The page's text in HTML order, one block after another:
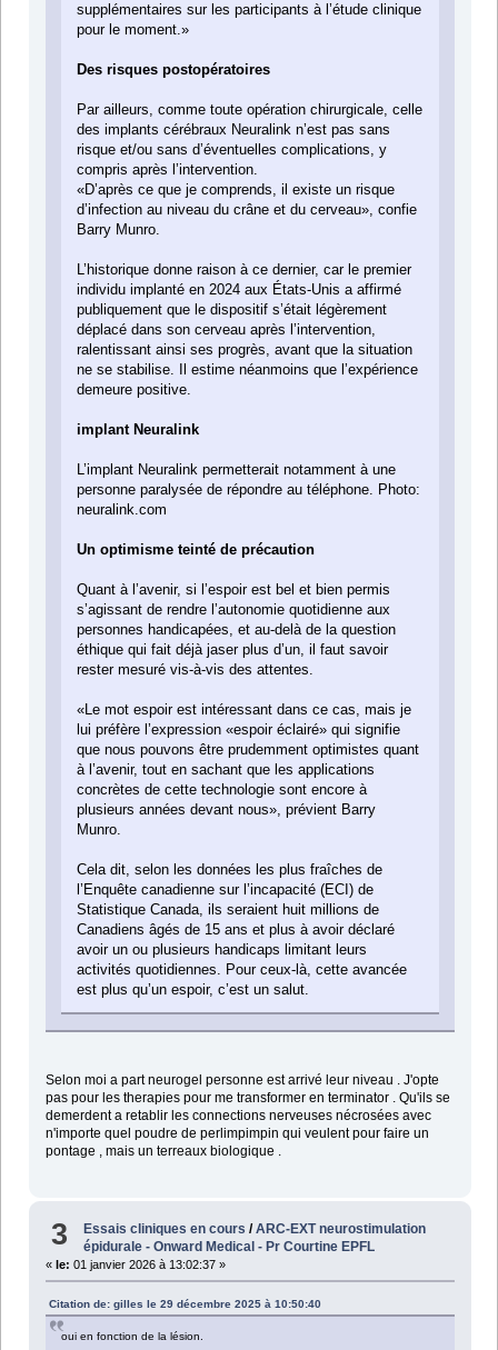
supplémentaires sur les participants à l’étude clinique
pour le moment.»
Des risques postopératoires
Par ailleurs, comme toute opération chirurgicale, celle
des implants cérébraux Neuralink n’est pas sans
risque et/ou sans d’éventuelles complications, y
compris après l’intervention.
«D’après ce que je comprends, il existe un risque
d’infection au niveau du crâne et du cerveau», confie
Barry Munro.
L’historique donne raison à ce dernier, car le premier
individu implanté en 2024 aux États-Unis a affirmé
publiquement que le dispositif s’était légèrement
déplacé dans son cerveau après l’intervention,
ralentissant ainsi ses progrès, avant que la situation
ne se stabilise. Il estime néanmoins que l’expérience
demeure positive.
implant Neuralink
L’implant Neuralink permetterait notamment à une
personne paralysée de répondre au téléphone. Photo:
neuralink.com
Un optimisme teinté de précaution
Quant à l’avenir, si l’espoir est bel et bien permis
s’agissant de rendre l’autonomie quotidienne aux
personnes handicapées, et au-delà de la question
éthique qui fait déjà jaser plus d’un, il faut savoir
rester mesuré vis-à-vis des attentes.
«Le mot espoir est intéressant dans ce cas, mais je
lui préfère l’expression «espoir éclairé» qui signifie
que nous pouvons être prudemment optimistes quant
à l’avenir, tout en sachant que les applications
concrètes de cette technologie sont encore à
plusieurs années devant nous», prévient Barry
Munro.
Cela dit, selon les données les plus fraîches de
l’Enquête canadienne sur l’incapacité (ECI) de
Statistique Canada, ils seraient huit millions de
Canadiens âgés de 15 ans et plus à avoir déclaré
avoir un ou plusieurs handicaps limitant leurs
activités quotidiennes. Pour ceux-là, cette avancée
est plus qu’un espoir, c’est un salut.
Selon moi a part neurogel personne est arrivé leur niveau . J'opte
pas pour les therapies pour me transformer en terminator . Qu'ils se
demerdent a retablir les connections nerveuses nécrosées avec
n'importe quel poudre de perlimpimpin qui veulent pour faire un
pontage , mais un terreaux biologique .
3 Essais cliniques en cours /ARC-EXT neurostimulation
épidurale - Onward Medical - Pr Courtine EPFL
« le: 01 janvier 2026 à 13:02:37 »
Citation de: gilles le 29 décembre 2025 à 10:50:40
oui en fonction de la lésion.